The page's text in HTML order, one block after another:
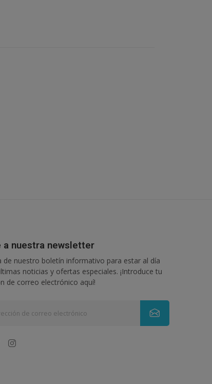
a nuestra newsletter
de nuestro boletín informativo para estar al día
noticias y ofertas especiales. ¡Introduce tu
de correo electrónico aquí!